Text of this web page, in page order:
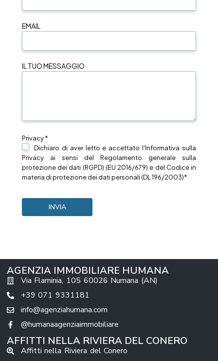
EMAIL
IL TUO MESSAGGIO
Privacy *
Dichiaro di aver letto e accettato l'Informativa sulla
Privacy ai sensi del Regolamento generale sulla
protezione dei dati (RGPD) (EU 2016/679) e del Codice in
materia di protezione dei dati personali (DL 196/2003)*
AGENZIA IMMOBILIARE HUMANA
Via Flaminia, 105 60026 Numana (AN)
+39 071 9331181
info@agenziahumana.com
@humanaagenziaimmobiliare
AFFITTI NELLA RIVIERA DEL CONERO
Affitti nella Riviera del Conero